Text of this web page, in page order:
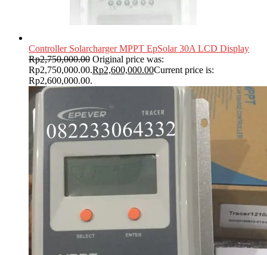
Controller Solarcharger MPPT EpSolar 30A LCD Display
Rp2,750,000.00 Original price was:
Rp2,750,000.00.Rp2,600,000.00Current price is:
Rp2,600,000.00.